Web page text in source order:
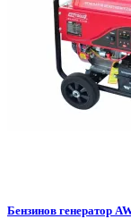
Бензинов генератор